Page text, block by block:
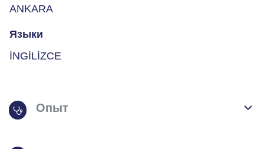
ANKARA
Языки
İNGİLİZCE
Опыт